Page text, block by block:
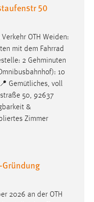
50
OTH Weiden:
mit dem Fahrrad
2 Gehminuten
10
Gemütliches, voll
50, 92637
&
Zimmer
Gründung
2026 an der OTH
wird in diesem Cookie
Sprache der Website.